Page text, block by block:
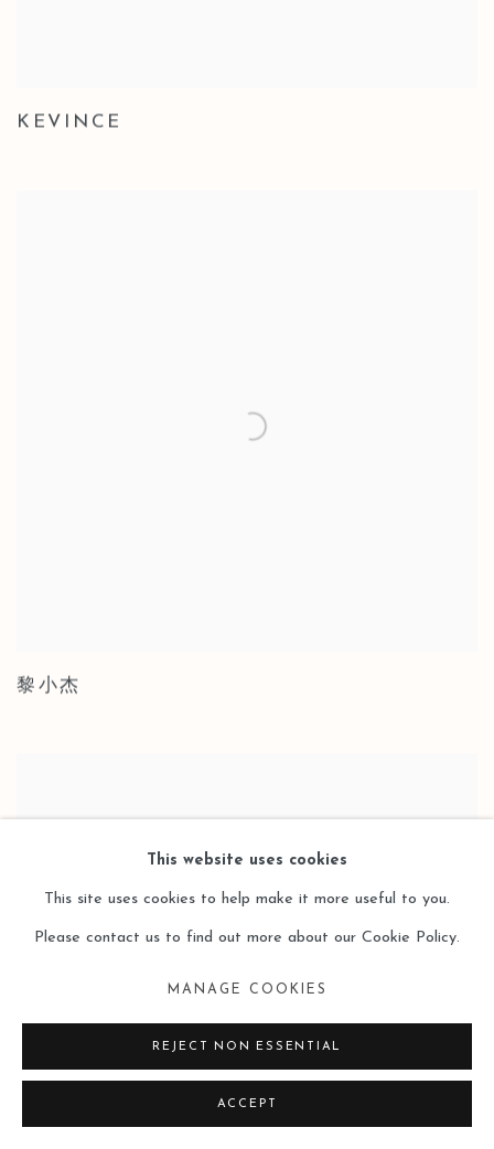
KEVINCE
黎小杰
This website uses cookies
This site uses cookies to help make it more useful to you.
Please contact us to find out more about our Cookie Policy.
MANAGE COOKIES
REJECT NON ESSENTIAL
ACCEPT